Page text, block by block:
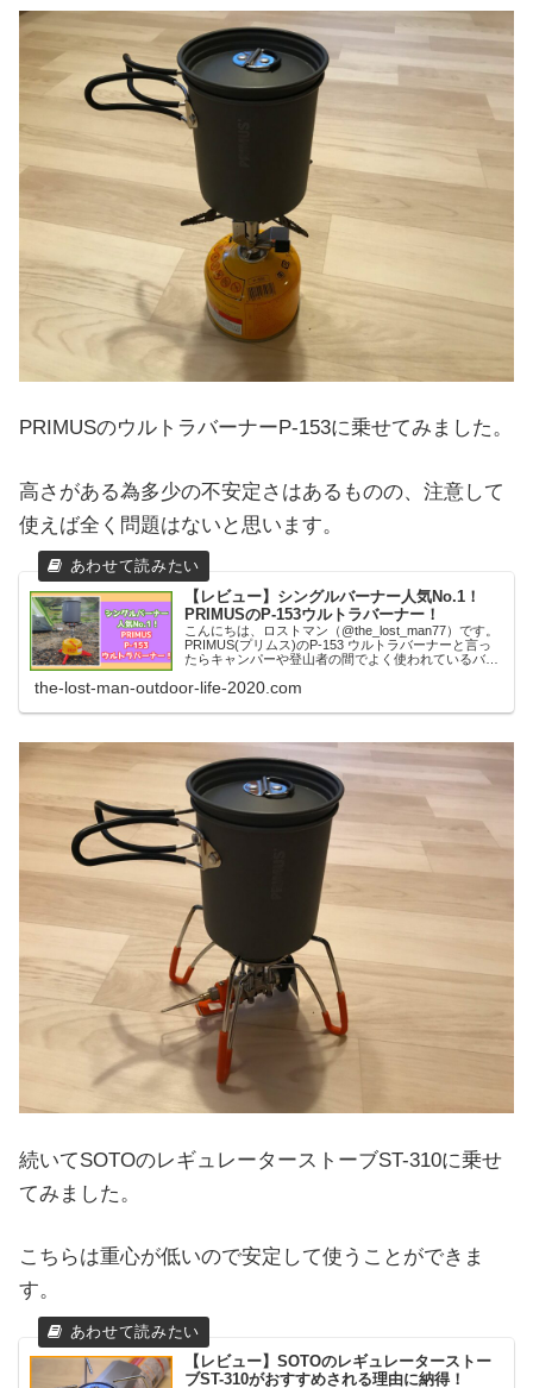
PRIMUSのウルトラバーナーP-153に乗せてみました。
高さがある為多少の不安定さはあるものの、注意して
使えば全く問題はないと思います。
【レビュー】シングルバーナー人気No.1！
PRIMUSのP-153ウルトラバーナー！
こんにちは、ロストマン（@the_lost_man77）です。
PRIMUS(プリムス)のP-153 ウルトラバーナーと言っ
たらキャンパーや登山者の間でよく使われているバー
本一周の自転車の旅やキ...
the-lost-man-outdoor-life-2020.com
続いてSOTOのレギュレーターストーブST-310に乗せ
てみました。
こちらは重心が低いので安定して使うことができま
す。
【レビュー】SOTOのレギュレーターストー
ブST-310がおすすめされる理由に納得！